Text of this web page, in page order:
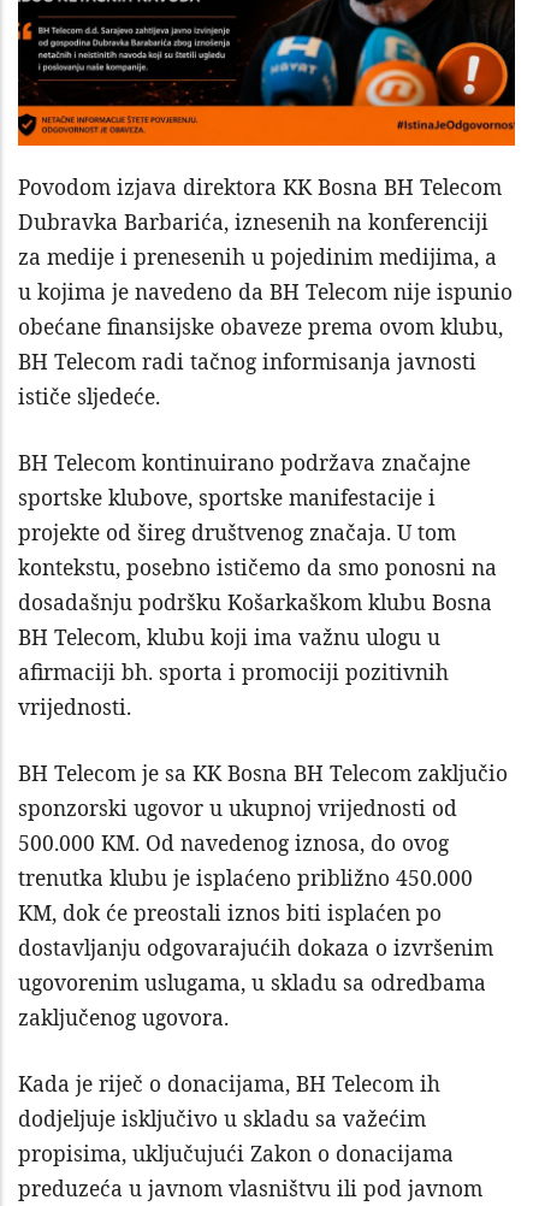
Povodom izjava direktora KK Bosna BH Telecom
Dubravka Barbarića, iznesenih na konferenciji
za medije i prenesenih u pojedinim medijima, a
u kojima je navedeno da BH Telecom nije ispunio
obećane finansijske obaveze prema ovom klubu,
BH Telecom radi tačnog informisanja javnosti
ističe sljedeće.
BH Telecom kontinuirano podržava značajne
sportske klubove, sportske manifestacije i
projekte od šireg društvenog značaja. U tom
kontekstu, posebno ističemo da smo ponosni na
dosadašnju podršku Košarkaškom klubu Bosna
BH Telecom, klubu koji ima važnu ulogu u
afirmaciji bh. sporta i promociji pozitivnih
vrijednosti.
BH Telecom je sa KK Bosna BH Telecom zaključio
sponzorski ugovor u ukupnoj vrijednosti od
500.000 KM. Od navedenog iznosa, do ovog
trenutka klubu je isplaćeno približno 450.000
KM, dok će preostali iznos biti isplaćen po
dostavljanju odgovarajućih dokaza o izvršenim
ugovorenim uslugama, u skladu sa odredbama
zaključenog ugovora.
Kada je riječ o donacijama, BH Telecom ih
dodjeljuje isključivo u skladu sa važećim
propisima, uključujući Zakon o donacijama
preduzeća u javnom vlasništvu ili pod javnom